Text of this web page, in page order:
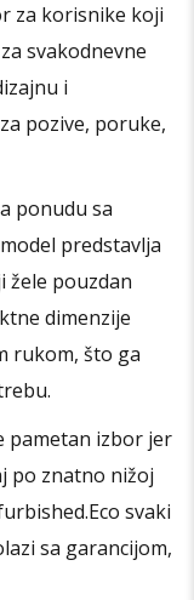
za korisnike koji
svakodnevne
i
pozive, poruke,
ponudu sa
predstavlja
žele pouzdan
dimenzije
rukom, što ga
pametan izbor jer
po znatno nižoj
svaki
sa garancijom,